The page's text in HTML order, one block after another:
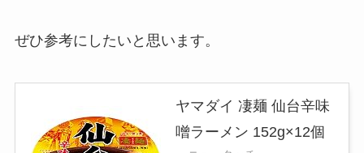
ぜひ参考にしたいと思います。
ヤマダイ 凄麺 仙台辛味
噌ラーメン 152g×12個